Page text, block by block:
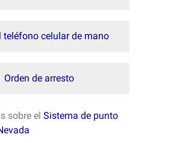
teléfono celular de mano
Orden de arresto
sobre el Sistema de punto